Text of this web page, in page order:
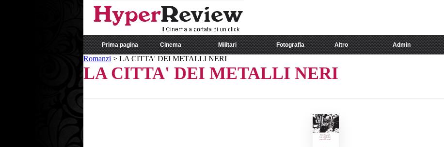
Prima pagina Cinema Militari Fotografia Altro Admin
Romanzi > LA CITTA' DEI METALLI NERI
LA CITTA' DEI METALLI NERI